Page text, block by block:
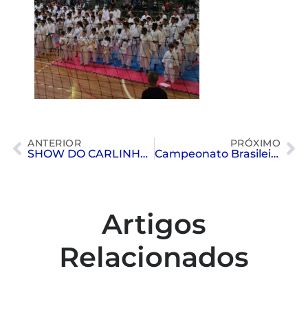
ANTERIOR
SHOW DO CARLINHOS VERGUEIRO: SUCESSO ABSOLUTO NO PIANO BAR
PRÓXIMO
Campeonato Brasileiro Interclubes – Caixas do Sul – Paineiras Campeão
Artigos
Relacionados